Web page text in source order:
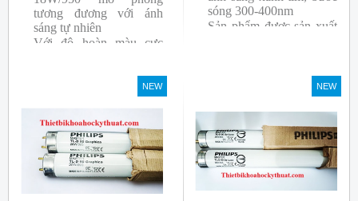
tương đương với ánh
sáng tự nhiên
Với độ hoàn màu cực
Sản phẩm được sản xuất
bởi hãng Philips, xuất xứ
Ba lan
sóng 300-400nm
Sản phẩm được sản xuất
NEW NEW